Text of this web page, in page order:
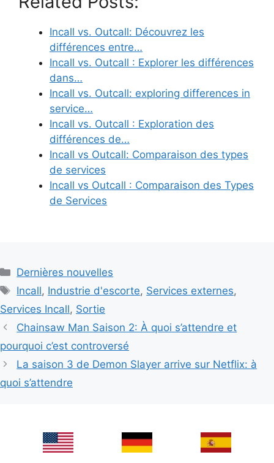
Incall vs. Outcall: Découvrez les
différences entre…
Incall vs. Outcall : Explorer les différences
dans…
Incall vs. Outcall: exploring differences in
service…
Incall vs. Outcall : Exploration des
différences de…
Incall vs Outcall: Comparaison des types
de services
Incall vs Outcall : Comparaison des Types
de Services
Categories
Dernières nouvelles
Tags
Incall, Industrie d'escorte, Services externes,
Services Incall, Sortie
Chainsaw Man Saison 2: À quoi s’attendre et
pourquoi c’est controversé
La saison 3 de Demon Slayer arrive sur Netflix: à
quoi s’attendre